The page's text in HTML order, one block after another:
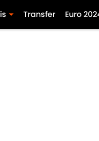
Transfer Euro